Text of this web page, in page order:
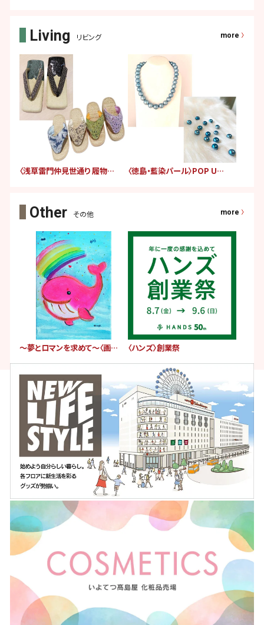
リビング more
〈浅草雷門仲見世通り 履物さんえす〉期間限定販売 〈徳島・藍染パール〉POP UP SHOP
その他 more
〜夢とロマンを求めて〜〈画業40周年記念〉清水 新也 洋画展 〈ハンズ〉創業祭